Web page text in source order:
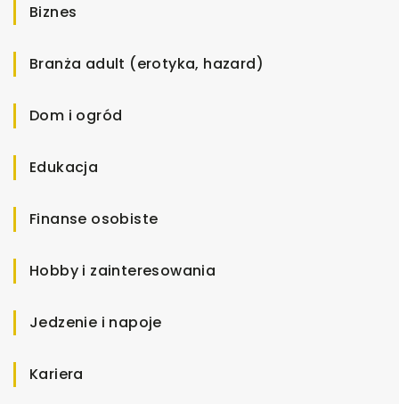
Biznes
Branża adult (erotyka, hazard)
Dom i ogród
Edukacja
Finanse osobiste
Hobby i zainteresowania
Jedzenie i napoje
Kariera